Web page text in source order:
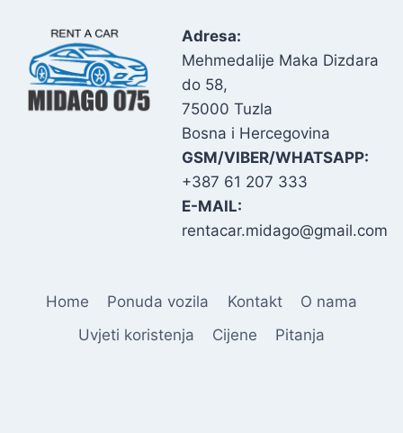
Adresa:
Mehmedalije Maka Dizdara
do 58,
75000 Tuzla
Bosna i Hercegovina
GSM/VIBER/WHATSAPP:
+387 61 207 333
E-MAIL:
rentacar.midago@gmail.com
Home Ponuda vozila Kontakt
O nama
Uvjeti koristenja
Cijene Pitanja